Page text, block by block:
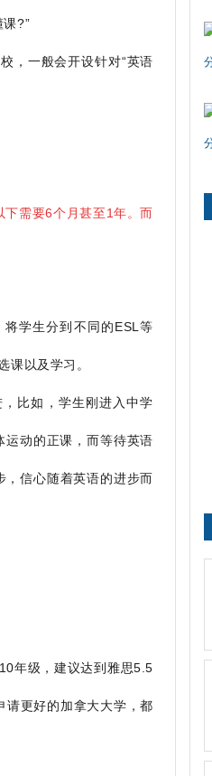
?”
，一般会开设针对“英语
需要6个月甚至1年。而
学生分到不同的ESL等
课以及学习。
比如，学生刚进入中学
运动的正课，而等待英语
，信心随着英语的进步而
年级，建议达到雅思5.5
更好的加拿大大学，都